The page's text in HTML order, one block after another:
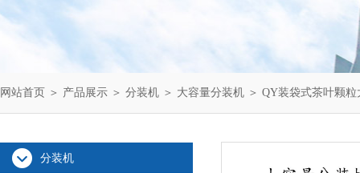
网站首页 ＞ 产品展示 ＞ 分装机 ＞ 大容量分装机 ＞ QY装袋式茶叶颗
分装机